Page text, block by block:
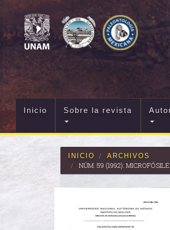
Navegación
principal
Contenido
principal
Barra
lateral
Inicio Sobre la revista
INICIO ARCHIVOS
NÚM. 59 (1992):